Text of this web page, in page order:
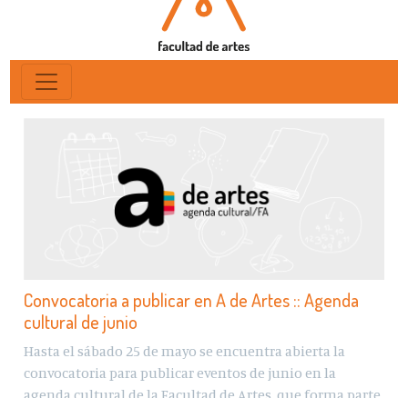
Convocatoria a publicar en A de Artes :: Agenda
cultural de junio
Hasta el sábado 25 de mayo se encuentra abierta la
convocatoria para publicar eventos de junio en la
agenda cultural de la Facultad de Artes, que forma parte